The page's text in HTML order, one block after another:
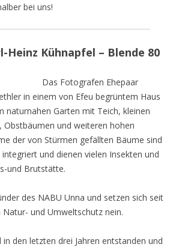
bei uns!
Heinz Kühnapfel – Blende 80
Das Fotografen Ehepaar
in einem von Efeu begrüntem Haus
naturnahen Garten mit Teich, kleinen
Obstbäumen und weiteren hohen
der von Stürmen gefällten Bäume sind
und dienen vielen Insekten und
und Brutstätte.
des NABU Unna und setzen sich seit
Natur- und Umweltschutz nein.
den letzten drei Jahren entstanden und